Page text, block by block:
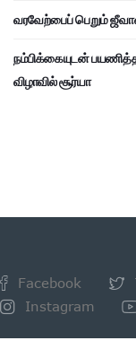
வரவேற்பைப் பெறும்
நம்பிக்கையுடன்
விழாவில் சூர்யா
Facebook
Instagram